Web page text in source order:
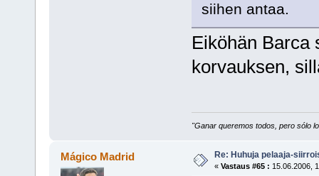
siihen antaa.
Eiköhän Barca
korvauksen,
"Ganar queremos todos, pero sólo
Mágico Madrid Re: Huhuja pelaaja-
« Vastaus #65 : 15.06.2006,